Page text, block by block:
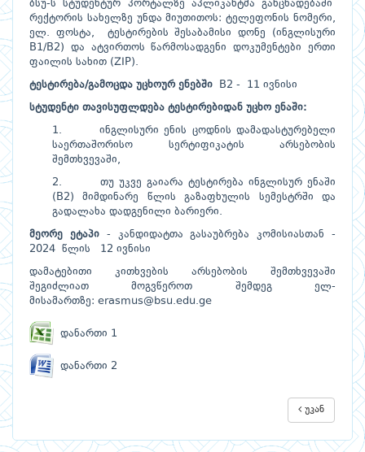
ბსუ-ს სტუდენტურ პორტალზე აპლიკანტმა განცხადებაში
რექტორის სახელზე უნდა მიუთითოს: ტელეფონის ნომერი,
ელ. ფოსტა, ტესტირების შესაბამისი დონე (ინგლისური
B1/B2) და ატვირთოს წარმოსადგენი დოკუმენტები ერთი
ფაილის სახით (ZIP).
ტესტირება/გამოცდა უცხოურ ენებში B2 - 11 ივნისი
სტუდენტი თავისუფლდება ტესტირებიდან უცხო ენაში:
1. ინგლისური ენის ცოდნის დამადასტურებელი
საერთაშორისო სერტიფიკატის არსებობის
შემთხვევაში,
2. თუ უკვე გაიარა ტესტირება ინგლისურ ენაში
(B2) მიმდინარე წლის გაზაფხულის სემესტრში და
გადალახა დადგენილი ბარიერი.
მეორე ეტაპი- კანდიდატთა გასაუბრება კომისიასთან -
2024 წლის 12 ივნისი
დამატებითი კითხვების არსებობის შემთხვევაში
შეგიძლიათ მოგვწეროთ შემდეგ ელ-
მისამართზე: erasmus@bsu.edu.ge
დანართი 1
დანართი 2
უკან